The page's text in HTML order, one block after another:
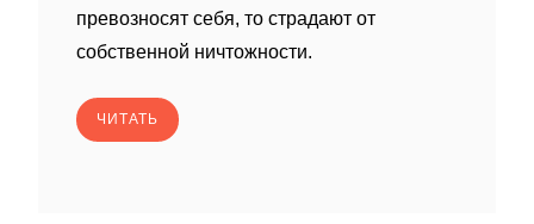
превозносят себя, то страдают от
собственной ничтожности.
ЧИТАТЬ